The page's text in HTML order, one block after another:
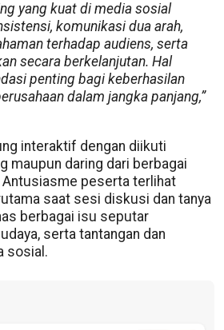
yang kuat di media sosial
komunikasi dua arah,
terhadap audiens, serta
secara berkelanjutan. Hal
penting bagi keberhasilan
dalam jangka panjang,”
interaktif dengan diikuti
maupun daring dari berbagai
Antusiasme peserta terlihat
saat sesi diskusi dan tanya
berbagai isu seputar
serta tantangan dan
sosial.